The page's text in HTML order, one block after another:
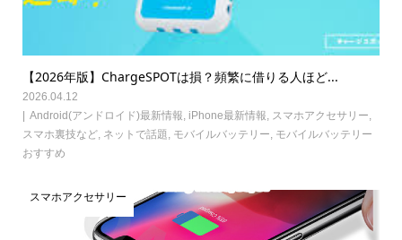
【2026年版】ChargeSPOTは損？頻繁に借りる人ほど...
2026.04.12
Android(アンドロイド)最新情報 iPhone最新情報 スマホアクセサリー
スマホ裏技など, ネットで話題 モバイルバッテリー モバイルバッテリー
おすすめ
スマホアクセサリー